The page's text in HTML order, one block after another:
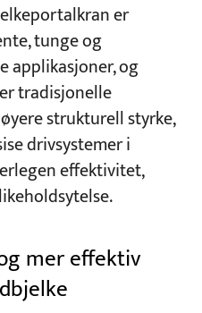
er
tunge og
applikasjoner, og
tradisjonelle
strukturell styrke,
drivsystemer i
effektivitet,
mer effektiv